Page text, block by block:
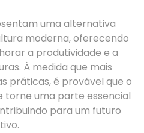
uma alternativa
moderna, oferecendo
a produtividade e a
À medida que mais
práticas, é provável que o
torne uma parte essencial
para um futuro